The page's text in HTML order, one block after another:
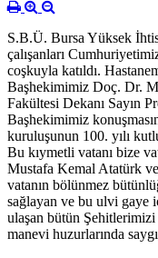
S.B.Ü. Bursa Yüksek
çalışanları
coşkuyla katıldı.
Başhekimimiz Doç. Dr.
Fakültesi Dekanı Sayın
Başhekimimiz
kuruluşunun 100. yılı
Bu kıymetli vatanı bize
Mustafa Kemal Atatürk
vatanın bölünmez
sağlayan ve bu ulvi gaye
ulaşan bütün
manevi huzurlarında